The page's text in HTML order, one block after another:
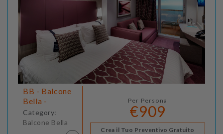
BB - Balcone
Bella -
Category:
Balcone Bella
Per Persona
€909
Crea il Tuo Preventivo Gratuito